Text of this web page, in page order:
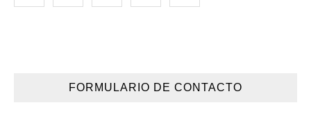
FORMULARIO DE CONTACTO